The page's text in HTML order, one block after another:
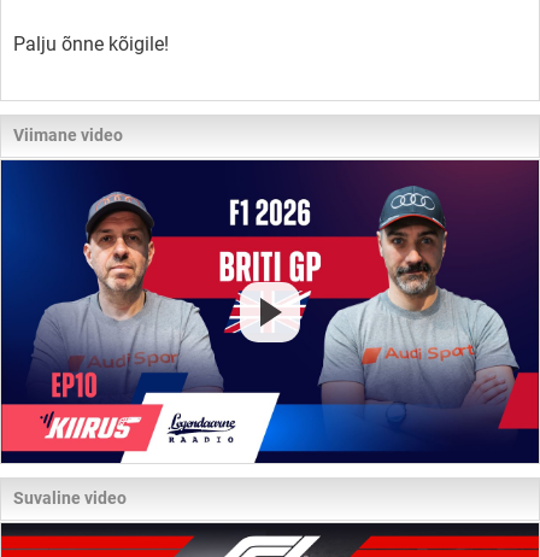
Palju õnne kõigile!
Viimane video
Suvaline video